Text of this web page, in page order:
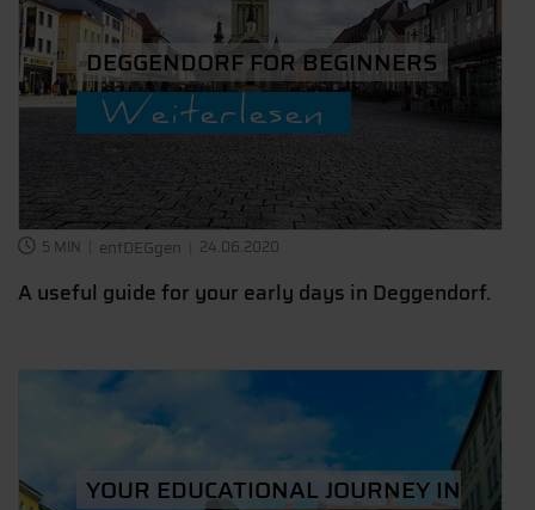
DEGGENDORF FOR BEGINNERS
Weiterlesen
5 MIN entDEGgen 24.06.2020
A useful guide for your early days in Deggendorf.
YOUR EDUCATIONAL JOURNEY IN